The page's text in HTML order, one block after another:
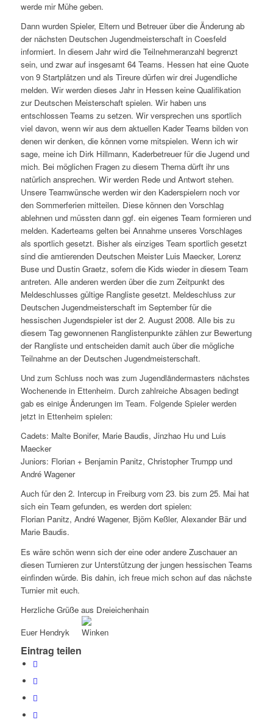
werde mir Mühe geben.
Dann wurden Spieler, Eltern und Betreuer über die Änderung ab
der nächsten Deutschen Jugendmeisterschaft in Coesfeld
informiert. In diesem Jahr wird die Teilnehmeranzahl begrenzt
sein, und zwar auf insgesamt 64 Teams. Hessen hat eine Quote
von 9 Startplätzen und als Tireure dürfen wir drei Jugendliche
melden. Wir werden dieses Jahr in Hessen keine Qualifikation
zur Deutschen Meisterschaft spielen. Wir haben uns
entschlossen Teams zu setzen. Wir versprechen uns sportlich
viel davon, wenn wir aus dem aktuellen Kader Teams bilden von
denen wir denken, die können vorne mitspielen. Wenn ich wir
sage, meine ich Dirk Hillmann, Kaderbetreuer für die Jugend und
mich. Bei möglichen Fragen zu diesem Thema dürft ihr uns
natürlich ansprechen. Wir werden Rede und Antwort stehen.
Unsere Teamwünsche werden wir den Kaderspielern noch vor
den Sommerferien mitteilen. Diese können den Vorschlag
ablehnen und müssten dann ggf. ein eigenes Team formieren und
melden. Kaderteams gelten bei Annahme unseres Vorschlages
als sportlich gesetzt. Bisher als einziges Team sportlich gesetzt
sind die amtierenden Deutschen Meister Luis Maecker, Lorenz
Buse und Dustin Graetz, sofern die Kids wieder in diesem Team
antreten. Alle anderen werden über die zum Zeitpunkt des
Meldeschlusses gültige Rangliste gesetzt. Meldeschluss zur
Deutschen Jugendmeisterschaft im September für die
hessischen Jugendspieler ist der 2. August 2008. Alle bis zu
diesem Tag gewonnenen Ranglistenpunkte zählen zur Bewertung
der Rangliste und entscheiden damit auch über die mögliche
Teilnahme an der Deutschen Jugendmeisterschaft.
Und zum Schluss noch was zum Jugendländermasters nächstes
Wochenende in Ettenheim. Durch zahlreiche Absagen bedingt
gab es einige Änderungen im Team. Folgende Spieler werden
jetzt in Ettenheim spielen:
Cadets: Malte Bonifer, Marie Baudis, Jinzhao Hu und Luis
Maecker
Juniors: Florian + Benjamin Panitz, Christopher Trumpp und
André Wagener
Auch für den 2. Intercup in Freiburg vom 23. bis zum 25. Mai hat
sich ein Team gefunden, es werden dort spielen:
Florian Panitz, André Wagener, Björn Keßler, Alexander Bär und
Marie Baudis.
Es wäre schön wenn sich der eine oder andere Zuschauer an
diesen Turnieren zur Unterstützung der jungen hessischen Teams
einfinden würde. Bis dahin, ich freue mich schon auf das nächste
Turnier mit euch.
Herzliche Grüße aus Dreieichenhain
Euer Hendryk
Eintrag teilen